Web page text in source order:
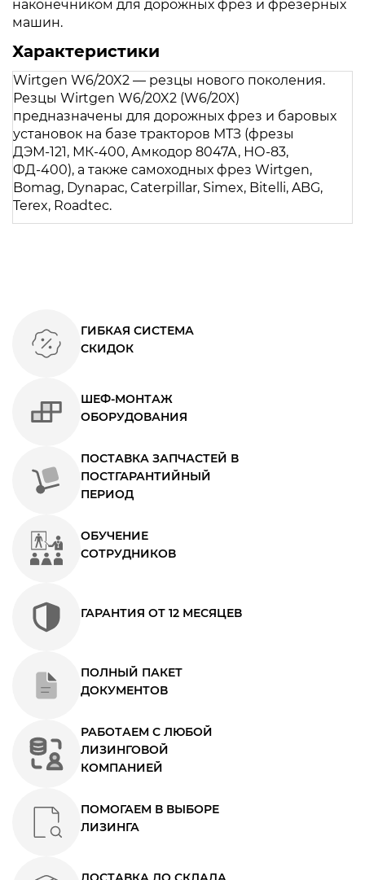
наконечником для дорожных фрез и фрезерных
машин.
Характеристики
Wirtgen W6/20X2 — резцы нового поколения.
Резцы Wirtgen W6/20X2 (W6/20X)
предназначены для дорожных фрез и баровых
установок на базе тракторов МТЗ (фрезы
ДЭМ-121, МК-400, Амкодор 8047А, НО-83,
ФД-400), а также самоходных фрез Wirtgen,
Bomag, Dynapac, Caterpillar, Simex, Bitelli, ABG,
Terex, Roadtec.
ГИБКАЯ СИСТЕМА
СКИДОК
ШЕФ-МОНТАЖ
ОБОРУДОВАНИЯ
ПОСТАВКА ЗАПЧАСТЕЙ В
ПОСТГАРАНТИЙНЫЙ
ПЕРИОД
ОБУЧЕНИЕ
СОТРУДНИКОВ
ГАРАНТИЯ ОТ 12 МЕСЯЦЕВ
ПОЛНЫЙ ПАКЕТ
ДОКУМЕНТОВ
РАБОТАЕМ С ЛЮБОЙ
ЛИЗИНГОВОЙ
КОМПАНИЕЙ
ПОМОГАЕМ В ВЫБОРЕ
ЛИЗИНГА